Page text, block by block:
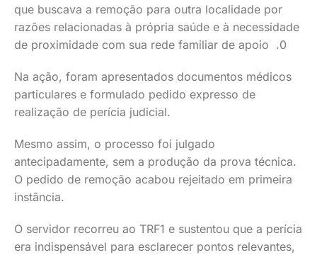
que buscava a remoção para outra localidade por
razões relacionadas à própria saúde e à necessidade
de proximidade com sua rede familiar de apoio .0
Na ação, foram apresentados documentos médicos
particulares e formulado pedido expresso de
realização de perícia judicial.
Mesmo assim, o processo foi julgado
antecipadamente, sem a produção da prova técnica.
O pedido de remoção acabou rejeitado em primeira
instância.
O servidor recorreu ao TRF1 e sustentou que a perícia
era indispensável para esclarecer pontos relevantes,